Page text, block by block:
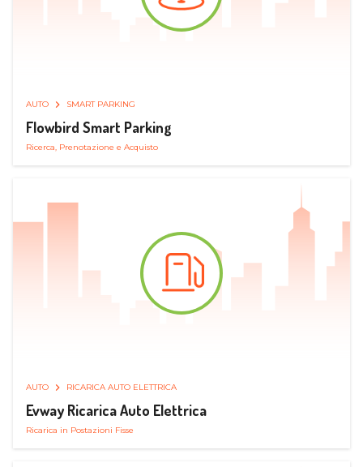
AUTO SMART PARKING
Flowbird Smart Parking
Ricerca, Prenotazione e Acquisto
AUTO RICARICA AUTO ELETTRICA
Evway Ricarica Auto Elettrica
Ricarica in Postazioni Fisse